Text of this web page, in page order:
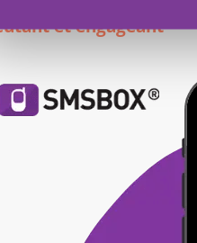
et engageant